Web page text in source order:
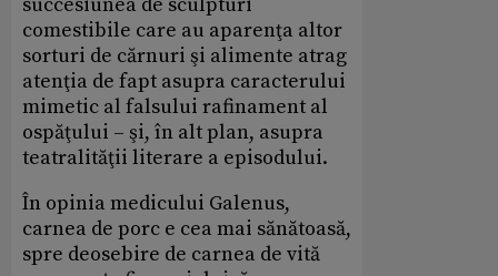
comestibile care au aparenţa altor
sorturi de cărnuri şi alimente atrag
atenţia de fapt asupra caracterului
mimetic al falsului rafinament al
ospăţului – şi, în alt plan, asupra
teatralităţii literare a episodului.
În opinia medicului Galenus,
carnea de porc e cea mai sănătoasă,
spre deosebire de carnea de vită